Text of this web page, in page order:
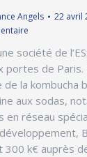
Angels
22 avril
société de
portes de
de la kombucha
aux sodas,
en réseau
300 k€ auprès